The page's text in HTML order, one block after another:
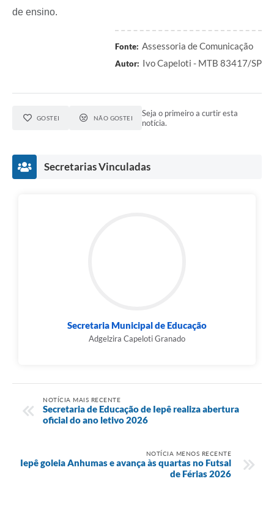
de ensino.
Fonte: Assessoria de Comunicação
Autor: Ivo Capeloti - MTB 83417/SP
GOSTEI NÃO GOSTEI
Seja o primeiro a curtir esta
notícia.
Secretarias Vinculadas
Secretaria Municipal de Educação
Adgelzira Capeloti Granado
NOTÍCIA MAIS RECENTE
Secretaria de Educação de Iepê realiza abertura
oficial do ano letivo 2026
NOTÍCIA MENOS RECENTE
Iepê goleia Anhumas e avança às quartas no Futsal
de Férias 2026